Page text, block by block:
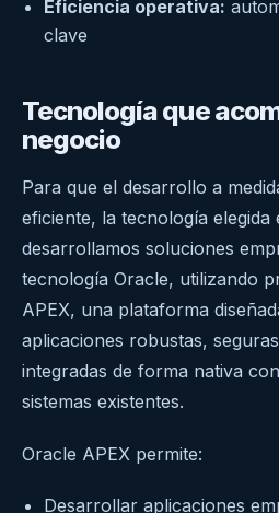
Eficiencia operativa:
clave
Tecnología que
negocio
Para que el desarrollo a
eficiente, la tecnología elegida
desarrollamos soluciones
tecnología Oracle, utilizando
APEX, una plataforma
aplicaciones robustas,
integradas de forma nativa
sistemas existentes.
Oracle APEX permite:
Desarrollar aplicaciones